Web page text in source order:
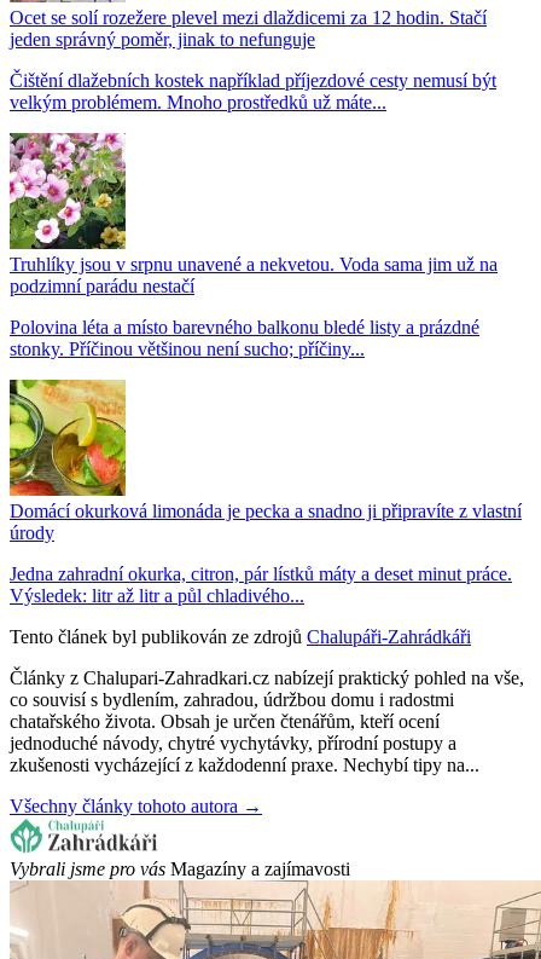
Ocet se solí rozežere plevel mezi dlaždicemi za 12 hodin. Stačí
jeden správný poměr, jinak to nefunguje
Čištění dlažebních kostek například příjezdové cesty nemusí být
velkým problémem. Mnoho prostředků už máte...
Truhlíky jsou v srpnu unavené a nekvetou. Voda sama jim už na
podzimní parádu nestačí
Polovina léta a místo barevného balkonu bledé listy a prázdné
stonky. Příčinou většinou není sucho; příčiny...
Domácí okurková limonáda je pecka a snadno ji připravíte z vlastní
úrody
Jedna zahradní okurka, citron, pár lístků máty a deset minut práce.
Výsledek: litr až litr a půl chladivého...
Tento článek byl publikován ze zdrojů Chalupáři-Zahrádkáři
Články z Chalupari-Zahradkari.cz nabízejí praktický pohled na vše,
co souvisí s bydlením, zahradou, údržbou domu i radostmi
chatařského života. Obsah je určen čtenářům, kteří ocení
jednoduché návody, chytré vychytávky, přírodní postupy a
zkušenosti vycházející z každodenní praxe. Nechybí tipy na...
Všechny články tohoto autora →
Vybrali jsme pro vás Magazíny a zajímavosti